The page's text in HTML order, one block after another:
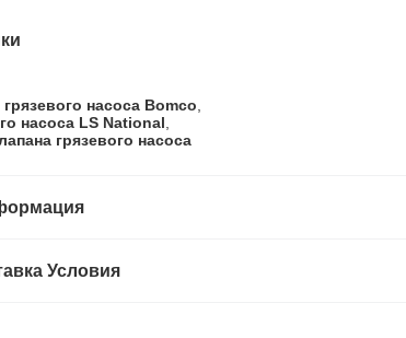
насоса Bomco,
насоса LS National,
грязевого насоса
Условия